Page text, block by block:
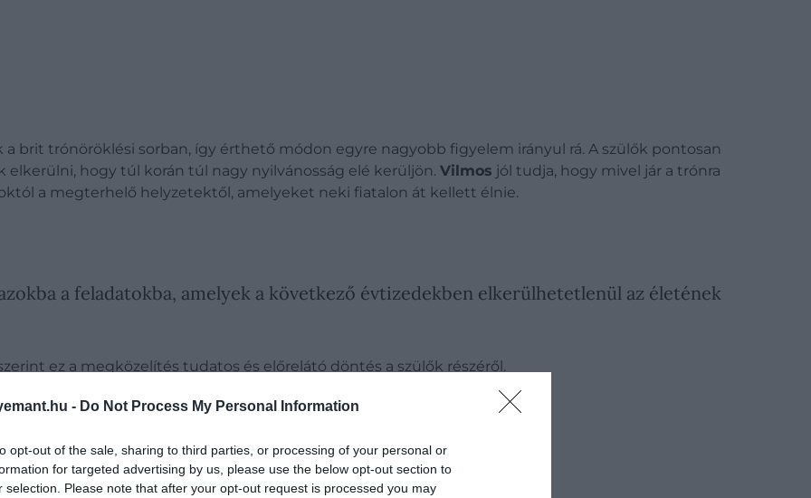
- Do Not Process My Personal Information
opt-out of the sale, sharing to third parties, or processing of your personal or
for targeted advertising by us, please use the below opt-out section to
selection. Please note that after your opt-out request is processed you may
brit trónöröklési sorban, így érthető módon egyre nagyobb figyelem irányul rá. A szülők pontosan
hogy túl korán túl nagy nyilvánosság elé kerüljön. Vilmos jól tudja, hogy mivel jár a trónra
a megterhelő helyzetektől, amelyeket neki fiatalon át kellett élnie.
a feladatokba, amelyek a következő évtizedekben elkerülhetetlenül az életének
ez a megközelítés tudatos és előrelátó döntés a szülők részéről.